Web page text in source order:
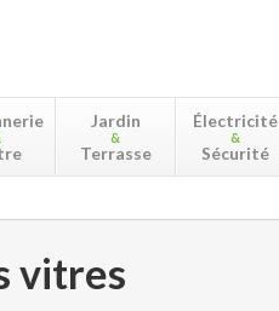
vitres
Jardin
&
Terrasse
Électricité
&
Sécurité